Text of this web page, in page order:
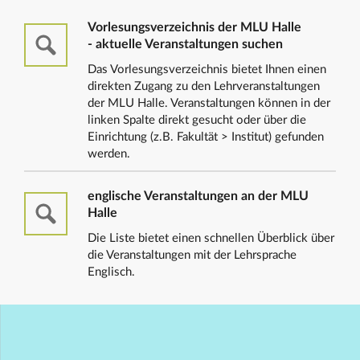
Vorlesungsverzeichnis der MLU Halle
- aktuelle Veranstaltungen suchen
Das Vorlesungsverzeichnis bietet Ihnen einen
direkten Zugang zu den Lehrveranstaltungen
der MLU Halle. Veranstaltungen können in der
linken Spalte direkt gesucht oder über die
Einrichtung (z.B. Fakultät > Institut) gefunden
werden.
englische Veranstaltungen an der MLU
Halle
Die Liste bietet einen schnellen Überblick über
die Veranstaltungen mit der Lehrsprache
Englisch.